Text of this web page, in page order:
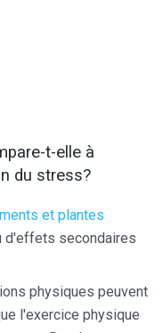
t-elle à
du stress?
et plantes
d'effets secondaires
physiques peuvent
l'exercice physique